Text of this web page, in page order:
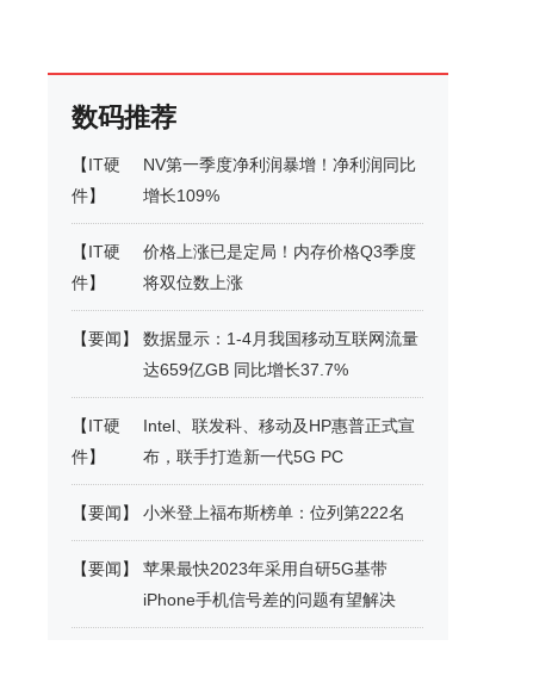
数码推荐
【IT硬
件】
NV第一季度净利润暴增！净利润同比
增长109%
【IT硬
件】
价格上涨已是定局！内存价格Q3季度
将双位数上涨
【要闻】
数据显示：1-4月我国移动互联网流量
达659亿GB 同比增长37.7%
【IT硬
件】
Intel、联发科、移动及HP惠普正式宣
布，联手打造新一代5G PC
【要闻】 小米登上福布斯榜单：位列第222名
【要闻】
苹果最快2023年采用自研5G基带
iPhone手机信号差的问题有望解决